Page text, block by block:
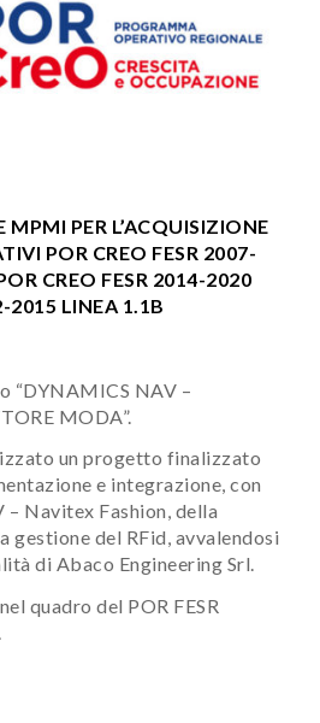
PER L’ACQUISIZIONE
POR CREO FESR 2007-
CREO FESR 2014-2020
2015 LINEA 1.1B
“DYNAMICS NAV –
MODA”.
un progetto finalizzato
e integrazione, con
– Navitex Fashion, della
gestione del RFid, avvalendosi
di Abaco Engineering Srl.
quadro del POR FESR